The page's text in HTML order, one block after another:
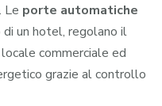
Le porte automatiche
di un hotel, regolano il
commerciale ed
grazie al controllo